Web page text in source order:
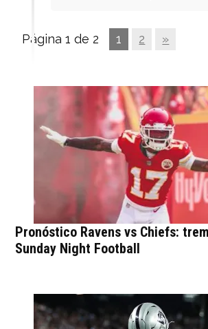
Página 1 de 2 1 2 »
Pronóstico Ravens vs Chiefs:
Sunday Night Football